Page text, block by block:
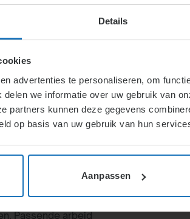
Details
advertenties te personaliseren, om
we informatie over uw gebruik van
partners kunnen deze gegevens
op basis van uw gebruik van hun
Aanpassen
medewerker
voorstellen
Passende arbeid